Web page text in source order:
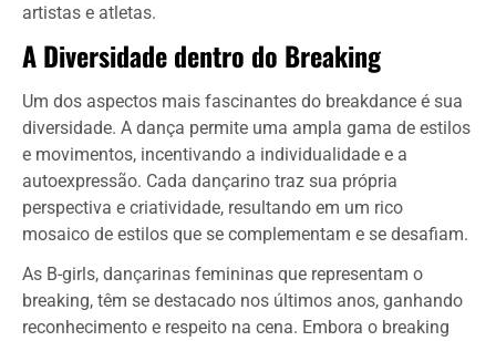
artistas e atletas.
A Diversidade dentro do Breaking
Um dos aspectos mais fascinantes do breakdance é sua
diversidade. A dança permite uma ampla gama de estilos
e movimentos, incentivando a individualidade e a
autoexpressão. Cada dançarino traz sua própria
perspectiva e criatividade, resultando em um rico
mosaico de estilos que se complementam e se desafiam.
As B-girls, dançarinas femininas que representam o
breaking, têm se destacado nos últimos anos, ganhando
reconhecimento e respeito na cena. Embora o breaking